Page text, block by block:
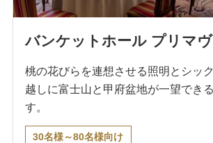
バンケットホール プリマ
桃の花びらを連想させる照明とシッ
越しに富士山と甲府盆地が一望でき
す。
30名様～80名様向け